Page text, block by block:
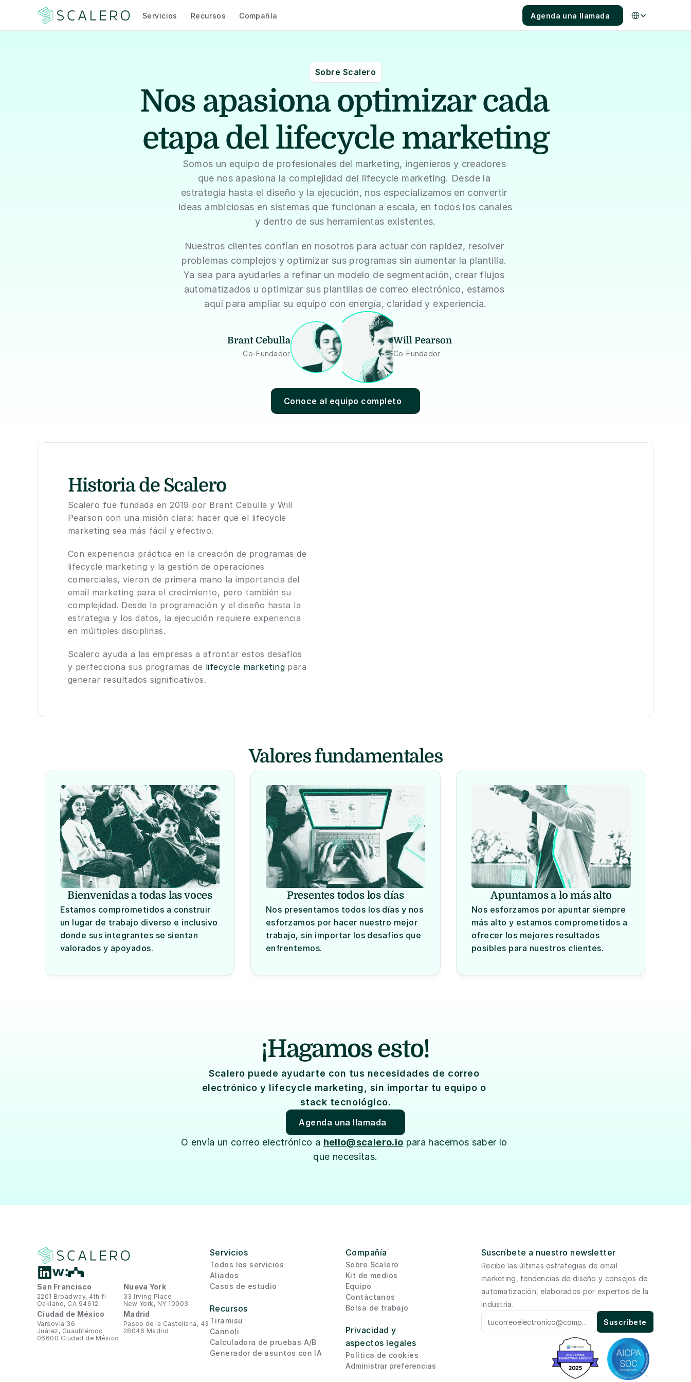
Servicios Recursos Compañía Agenda una llamada
Select Language
Sobre Scalero
Nos apasiona optimizar cada
etapa del lifecycle marketing
Somos un equipo de profesionales del marketing, ingenieros y creadores
que nos apasiona la complejidad del lifecycle marketing. Desde la
estrategia hasta el diseño y la ejecución, nos especializamos en convertir
ideas ambiciosas en sistemas que funcionan a escala, en todos los canales
y dentro de sus herramientas existentes.
Nuestros clientes confían en nosotros para actuar con rapidez, resolver
problemas complejos y optimizar sus programas sin aumentar la plantilla.
Ya sea para ayudarles a refinar un modelo de segmentación, crear flujos
automatizados u optimizar sus plantillas de correo electrónico, estamos
aquí para ampliar su equipo con energía, claridad y experiencia.
Brant Cebulla
Co-Fundador
Will Pearson
Co-Fundador
Conoce al equipo completo
Historia de Scalero
Scalero fue fundada en 2019 por Brant Cebulla y Will
Pearson con una misión clara: hacer que el lifecycle
marketing sea más fácil y efectivo.
Con experiencia práctica en la creación de programas de
lifecycle marketing y la gestión de operaciones
comerciales, vieron de primera mano la importancia del
email marketing para el crecimiento, pero también su
complejidad. Desde la programación y el diseño hasta la
estrategia y los datos, la ejecución requiere experiencia
en múltiples disciplinas.
Scalero ayuda a las empresas a afrontar estos desafíos
y perfecciona sus programas de lifecycle marketing para
generar resultados significativos.
Valores fundamentales
Bienvenidas a todas las voces
Estamos comprometidos a construir
un lugar de trabajo diverso e inclusivo
donde sus integrantes se sientan
valorados y apoyados.
Presentes todos los días
Nos presentamos todos los días y nos
esforzamos por hacer nuestro mejor
trabajo, sin importar los desafíos que
enfrentemos.
Apuntamos a lo más alto
Nos esforzamos por apuntar siempre
más alto y estamos comprometidos a
ofrecer los mejores resultados
posibles para nuestros clientes.
¡Hagamos esto!
Scalero puede ayudarte con tus necesidades de correo
electrónico y lifecycle marketing, sin importar tu equipo o
stack tecnológico.
Agenda una llamada
O envía un correo electrónico a hello@scalero.io para hacernos saber lo
que necesitas.
San Francisco
2201 Broadway, 4th fl
Oakland, CA 94612
Nueva York
33 Irving Place
New York, NY 10003
Ciudad de México
Varsovia 36
Juárez, Cuauhtémoc
06600 Ciudad de México
Madrid
Paseo de la Castellana, 43
28046 Madrid
Servicios
Todos los servicios
Aliados
Casos de estudio
Recursos
Tiramisu
Cannoli
Calculadora de pruebas A/B
Generador de asuntos con IA
Compañía
Sobre Scalero
Kit de medios
Equipo
Contáctanos
Bolsa de trabajo
Privacidad y
aspectos legales
Política de cookies
Administrar preferencias
Suscríbete a nuestro newsletter
Recibe las últimas estrategias de email
marketing, tendencias de diseño y consejos de
automatización, elaborados por expertos de la
industria.
Suscríbete